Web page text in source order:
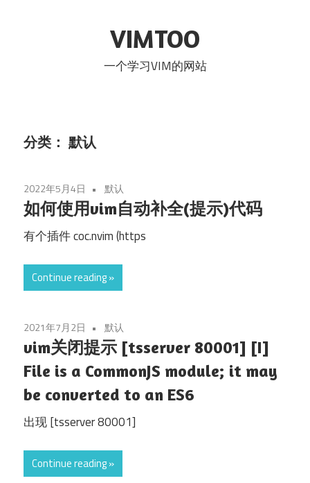
VIMTOO
一个学习VIM的网站
分类： 默认
2022年5月4日 默认
如何使用vim自动补全(提示)代码
有个插件 coc.nvim (https
Continue reading
2021年7月2日 默认
vim关闭提示 [tsserver 80001] [I]
File is a CommonJS module; it may
be converted to an ES6
出现 [tsserver 80001]
Continue reading